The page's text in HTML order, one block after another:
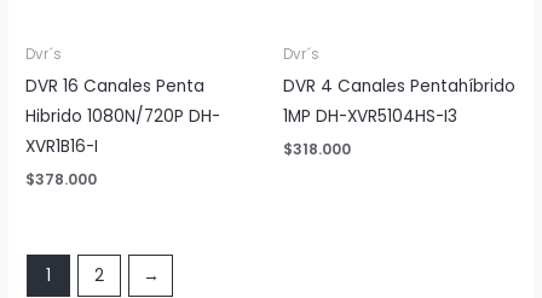
Dvr´s
DVR 16 Canales Penta
Hibrido 1080N/720P DH-
XVR1B16-I
$378.000
Dvr´s
DVR 4 Canales Pentahíbrido
1MP DH-XVR5104HS-I3
$318.000
1 2 →